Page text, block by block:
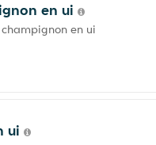
en ui
en ui
ui